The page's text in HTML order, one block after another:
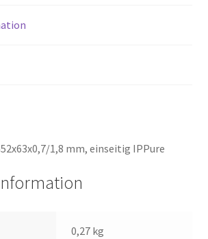
1,8 mm, einseitig IPPure
0,27 kg